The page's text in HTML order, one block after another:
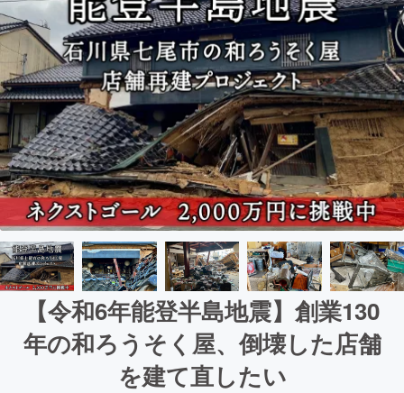
【令和6年能登半島地震】創業130
年の和ろうそく屋、倒壊した店舗
を建て直したい